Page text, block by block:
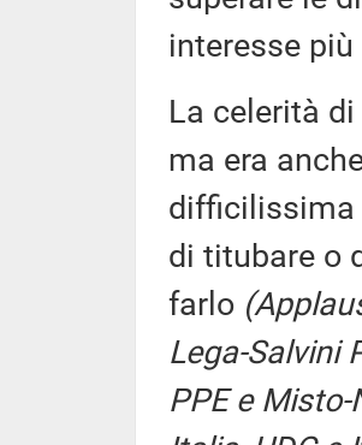
interesse
La celerità
ma era
difficilissima
di titubare o
farlo
Lega-Salvini
PPE e